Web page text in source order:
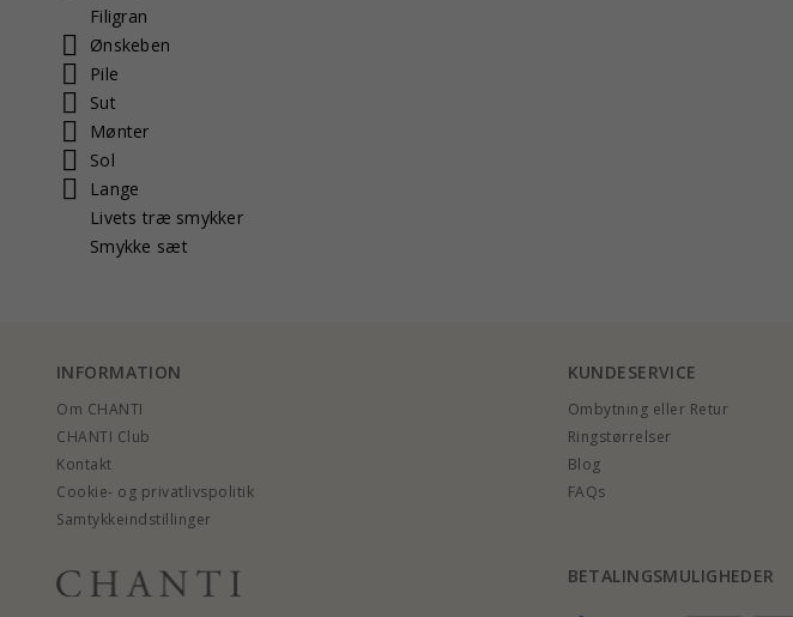
Filigran
Ønskeben
Pile
Sut
Mønter
Sol
Lange
Livets træ smykker
Smykke sæt
INFORMATION
Om CHANTI
CHANTI Club
Kontakt
Cookie- og privatlivspolitik
Samtykkeindstillinger
KUNDESERVICE
Ombytning eller Retur
Ringstørrelser
Blog
FAQs
BETALINGSMULIGHEDER